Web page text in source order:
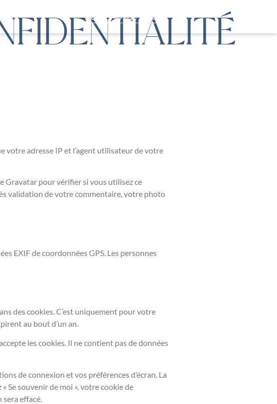
CONTACTEZ-NOUS !
votre adresse IP et l’agent utilisateur de votre
Gravatar pour vérifier si vous utilisez ce
validation de votre commentaire, votre photo
EXIF de coordonnées GPS. Les personnes
des cookies. C’est uniquement pour votre
au bout d’un an.
les cookies. Il ne contient pas de données
de connexion et vos préférences d’écran. La
Se souvenir de moi », votre cookie de
effacé.